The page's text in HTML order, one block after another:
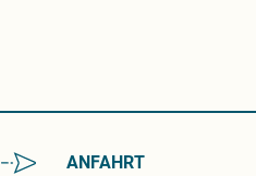
ANFAHRT